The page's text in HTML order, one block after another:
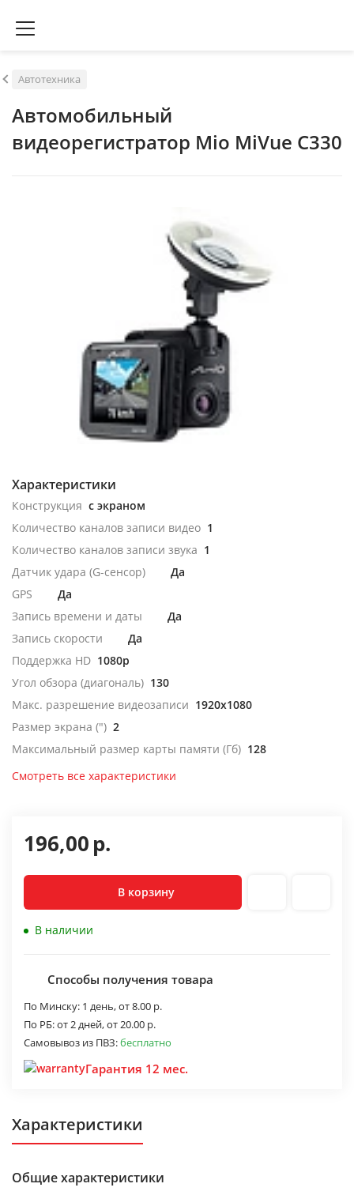
Автотехника
Автомобильный
видеорегистратор Mio MiVue C330
Характеристики
Конструкция с экраном
Количество каналов записи видео 1
Количество каналов записи звука 1
Датчик удара (G-сенсор)
Да
GPS
Да
Запись времени и даты
Да
Запись скорости
Да
Поддержка HD 1080p
Угол обзора (диагональ) 130
Макс. разрешение видеозаписи 1920x1080
Размер экрана (") 2
Максимальный размер карты памяти (Гб) 128
Смотреть все характеристики
196,00р.
В корзину
В наличии
Способы получения товара
По Минску: 1 день,от 8.00 р.
По РБ:от 2 дней,от 20.00 р.
Самовывоз из ПВЗ:бесплатно
Гарантия 12 мес.
Характеристики
Общие характеристики